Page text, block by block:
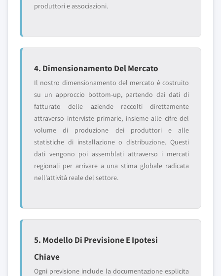
produttori e associazioni.
4. Dimensionamento Del Mercato
Il nostro dimensionamento del mercato è costruito
su un approccio bottom-up, partendo dai dati di
fatturato delle aziende raccolti direttamente
attraverso interviste primarie, insieme alle cifre del
volume di produzione dei produttori e alle
statistiche di installazione o distribuzione. Questi
dati vengono poi assemblati attraverso i mercati
regionali per arrivare a una stima globale radicata
nell'attività reale del settore.
5. Modello Di Previsione E Ipotesi
Chiave
Ogni previsione include la documentazione esplicita